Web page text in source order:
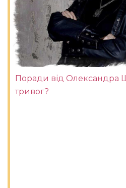
Поради від Олександра
тривог?